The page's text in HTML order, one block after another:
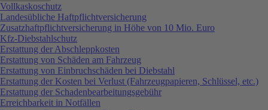
Vollkaskoschutz
Landesübliche Haftpflichtversicherung
Zusatzhaftpflichtversicherung in Höhe von 10 Mio. Euro
Kfz-Diebstahlschutz
Erstattung der Abschleppkosten
Erstattung von Schäden am Fahrzeug
Erstattung von Einbruchschäden bei Diebstahl
Erstattung der Kosten bei Verlust (Fahrzeugpapieren, Schlüssel, etc.)
Erstattung der Schadenbearbeitungsgebühr
Erreichbarkeit in Notfällen